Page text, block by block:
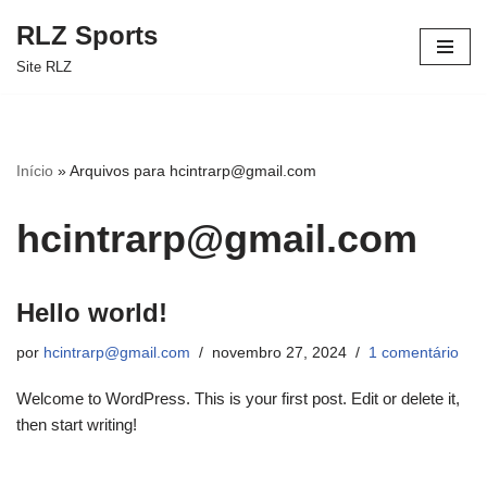
Pular
RLZ Sports
Site RLZ
Início »Arquivos para hcintrarp@gmail.com
hcintrarp@gmail.com
Hello world!
por hcintrarp@gmail.com novembro 27, 2024 1 comentário
Welcome to WordPress. This is your first post. Edit or delete it,
then start writing!